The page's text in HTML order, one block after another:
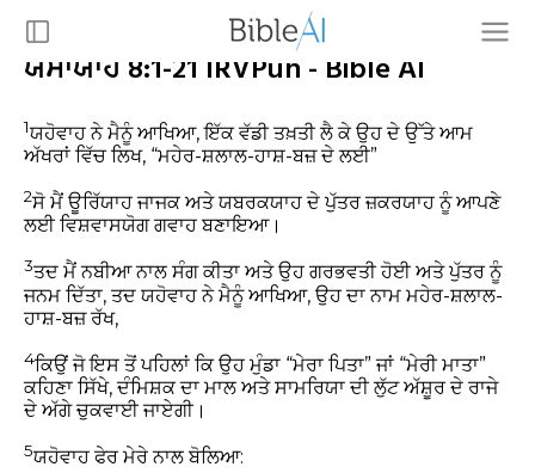
ਯਸਾਯਾਹ 8:1-21 IRVPun - Bible AI
1ਯਹੋਵਾਹ ਨੇ ਮੈਨੂੰ ਆਖਿਆ, ਇੱਕ ਵੱਡੀ ਤਖ਼ਤੀ ਲੈ ਕੇ ਉਹ ਦੇ ਉੱਤੇ ਆਮ
ਅੱਖਰਾਂ ਵਿੱਚ ਲਿਖ, “ਮਹੇਰ-ਸ਼ਲਾਲ-ਹਾਸ਼-ਬਜ਼ ਦੇ ਲਈ”
2ਸੋ ਮੈਂ ਊਰਿੱਯਾਹ ਜਾਜਕ ਅਤੇ ਯਬਰਕਯਾਹ ਦੇ ਪੁੱਤਰ ਜ਼ਕਰਯਾਹ ਨੂੰ ਆਪਣੇ
ਲਈ ਵਿਸ਼ਵਾਸਯੋਗ ਗਵਾਹ ਬਣਾਇਆ।
3ਤਦ ਮੈਂ ਨਬੀਆ ਨਾਲ ਸੰਗ ਕੀਤਾ ਅਤੇ ਉਹ ਗਰਭਵਤੀ ਹੋਈ ਅਤੇ ਪੁੱਤਰ ਨੂੰ
ਜਨਮ ਦਿੱਤਾ, ਤਦ ਯਹੋਵਾਹ ਨੇ ਮੈਨੂੰ ਆਖਿਆ, ਉਹ ਦਾ ਨਾਮ ਮਹੇਰ-ਸ਼ਲਾਲ-
ਹਾਸ਼-ਬਜ਼ ਰੱਖ,
4ਕਿਉਂ ਜੋ ਇਸ ਤੋਂ ਪਹਿਲਾਂ ਕਿ ਉਹ ਮੁੰਡਾ “ਮੇਰਾ ਪਿਤਾ” ਜਾਂ “ਮੇਰੀ ਮਾਤਾ”
ਕਹਿਣਾ ਸਿੱਖੇ, ਦੰਮਿਸ਼ਕ ਦਾ ਮਾਲ ਅਤੇ ਸਾਮਰਿਯਾ ਦੀ ਲੁੱਟ ਅੱਸ਼ੂਰ ਦੇ ਰਾਜੇ
ਦੇ ਅੱਗੇ ਚੁਕਵਾਈ ਜਾਏਗੀ।
5ਯਹੋਵਾਹ ਫੇਰ ਮੇਰੇ ਨਾਲ ਬੋਲਿਆ: